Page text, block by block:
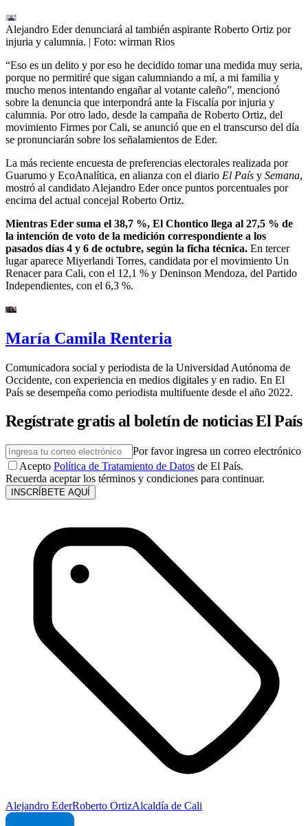
Alejandro Eder denunciará al también aspirante Roberto Ortiz por
injuria y calumnia. | Foto: wirman Rios
“Eso es un delito y por eso he decidido tomar una medida muy seria,
porque no permitiré que sigan calumniando a mí, a mi familia y
mucho menos intentando engañar al votante caleño”, mencionó
sobre la denuncia que interpondrá ante la Fiscalía por injuria y
calumnia. Por otro lado, desde la campaña de Roberto Ortiz, del
movimiento Firmes por Cali, se anunció que en el transcurso del día
se pronunciarán sobre los señalamientos de Eder.
La más reciente encuesta de preferencias electorales realizada por
Guarumo y EcoAnalítica, en alianza con el diario El País y Semana,
mostró al candidato Alejandro Eder once puntos porcentuales por
encima del actual concejal Roberto Ortiz.
Mientras Eder suma el 38,7 %, El Chontico llega al 27,5 % de
la intención de voto de la medición correspondiente a los
pasados días 4 y 6 de octubre, según la ficha técnica. En tercer
lugar aparece Miyerlandi Torres, candidata por el movimiento Un
Renacer para Cali, con el 12,1 % y Deninson Mendoza, del Partido
Independientes, con el 6,3 %.
María Camila Renteria
Comunicadora social y periodista de la Universidad Autónoma de
Occidente, con experiencia en medios digitales y en radio. En El
País se desempeña como periodista multifuente desde el año 2022.
Regístrate gratis al boletín de noticias El País
Por favor ingresa un correo electrónico
Acepto Política de Tratamiento de Datos de El País.
Recuerda aceptar los términos y condiciones para continuar.
INSCRÍBETE AQUÍ
Alejandro EderRoberto OrtizAlcaldía de Cali